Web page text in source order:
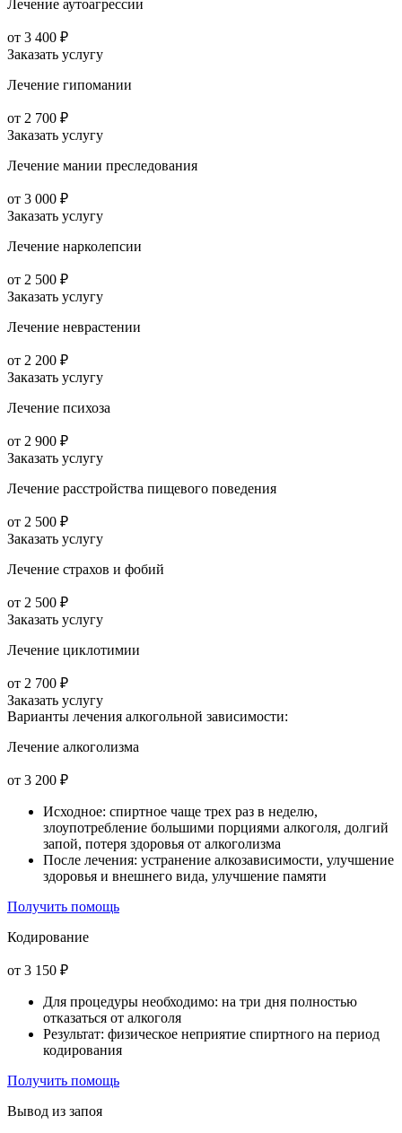
Лечение аутоагрессии
от 3 400 ₽
Заказать услугу
Лечение гипомании
от 2 700 ₽
Заказать услугу
Лечение мании преследования
от 3 000 ₽
Заказать услугу
Лечение нарколепсии
от 2 500 ₽
Заказать услугу
Лечение неврастении
от 2 200 ₽
Заказать услугу
Лечение психоза
от 2 900 ₽
Заказать услугу
Лечение расстройства пищевого поведения
от 2 500 ₽
Заказать услугу
Лечение страхов и фобий
от 2 500 ₽
Заказать услугу
Лечение циклотимии
от 2 700 ₽
Заказать услугу
Варианты лечения алкогольной зависимости:
Лечение алкоголизма
от 3 200 ₽
Исходное: спиртное чаще трех раз в неделю,
злоупотребление большими порциями алкоголя, долгий
запой, потеря здоровья от алкоголизма
После лечения: устранение алкозависимости, улучшение
здоровья и внешнего вида, улучшение памяти
Получить помощь
Кодирование
от 3 150 ₽
Для процедуры необходимо: на три дня полностью
отказаться от алкоголя
Результат: физическое неприятие спиртного на период
кодирования
Получить помощь
Вывод из запоя